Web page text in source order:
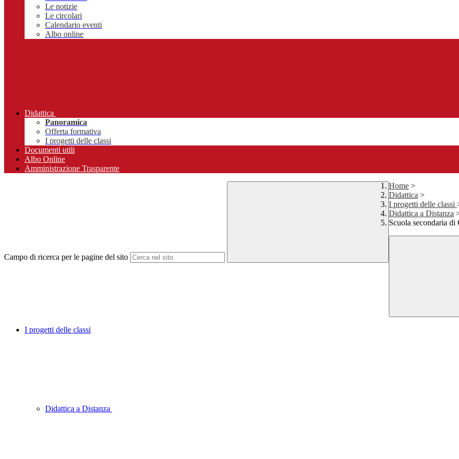
Le notizie
Le circolari
Calendario eventi
Albo online
Didattica
Panoramica
Offerta formativa
I progetti delle classi
Documenti utili
Albo Online
Amministrazione Trasparente
Campo di ricerca per le pagine del sito
Home >
Didattica >
I progetti delle classi
Didattica a Distanza
Scuola secondaria di
I progetti delle classi
Didattica a Distanza